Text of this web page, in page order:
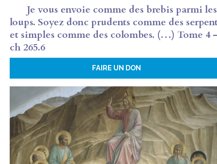
Je vous envoie comme des brebis parmi les
loups. Soyez donc prudents comme des
et simples comme des colombes. (…) Tome 4
ch 265.6
FAIRE UN DON